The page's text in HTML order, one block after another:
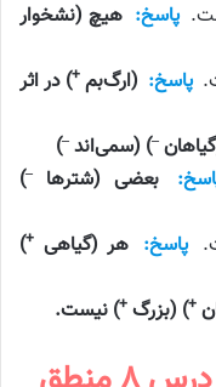
پاسخ: هیچ (نشخوار
پاسخ: (ارگ‌بم +) در اثر
–) (سمی‌اند –
)
بعضی (شترها –
)
پاسخ: هر (گیاهی +
)
+) (بزرگ +) نیست.